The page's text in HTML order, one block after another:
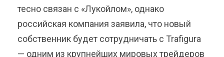
тесно связан с «Лукойлом», однако
российская компания заявила, что новый
собственник будет сотрудничать с Trafigura
— одним из крупнейших мировых трейдеров